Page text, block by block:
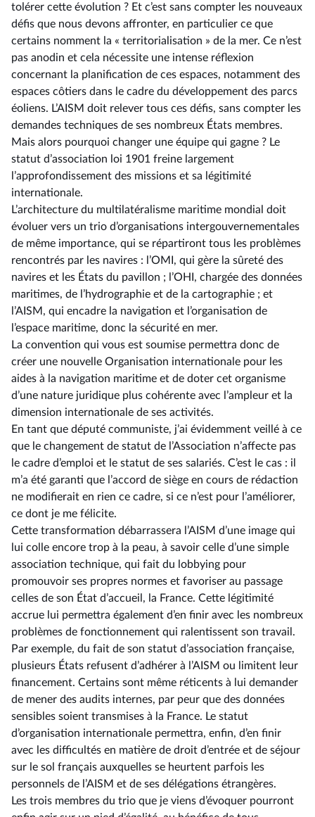
tolérer cette évolution ? Et c’est sans compter les nouveaux
défis que nous devons affronter, en particulier ce que
certains nomment la « territorialisation » de la mer. Ce n’est
pas anodin et cela nécessite une intense réflexion
concernant la planification de ces espaces, notamment des
espaces côtiers dans le cadre du développement des parcs
éoliens. L’AISM doit relever tous ces défis, sans compter les
demandes techniques de ses nombreux États membres.
Mais alors pourquoi changer une équipe qui gagne ? Le
statut d’association loi 1901 freine largement
l’approfondissement des missions et sa légitimité
internationale.
L’architecture du multilatéralisme maritime mondial doit
évoluer vers un trio d’organisations intergouvernementales
de même importance, qui se répartiront tous les problèmes
rencontrés par les navires : l’OMI, qui gère la sûreté des
navires et les États du pavillon ; l’OHI, chargée des données
maritimes, de l’hydrographie et de la cartographie ; et
l’AISM, qui encadre la navigation et l’organisation de
l’espace maritime, donc la sécurité en mer.
La convention qui vous est soumise permettra donc de
créer une nouvelle Organisation internationale pour les
aides à la navigation maritime et de doter cet organisme
d’une nature juridique plus cohérente avec l’ampleur et la
dimension internationale de ses activités.
En tant que député communiste, j’ai évidemment veillé à ce
que le changement de statut de l’Association n’affecte pas
le cadre d’emploi et le statut de ses salariés. C’est le cas : il
m’a été garanti que l’accord de siège en cours de rédaction
ne modifierait en rien ce cadre, si ce n’est pour l’améliorer,
ce dont je me félicite.
Cette transformation débarrassera l’AISM d’une image qui
lui colle encore trop à la peau, à savoir celle d’une simple
association technique, qui fait du lobbying pour
promouvoir ses propres normes et favoriser au passage
celles de son État d’accueil, la France. Cette légitimité
accrue lui permettra également d’en finir avec les nombreux
problèmes de fonctionnement qui ralentissent son travail.
Par exemple, du fait de son statut d’association française,
plusieurs États refusent d’adhérer à l’AISM ou limitent leur
financement. Certains sont même réticents à lui demander
de mener des audits internes, par peur que des données
sensibles soient transmises à la France. Le statut
d’organisation internationale permettra, enfin, d’en finir
avec les difficultés en matière de droit d’entrée et de séjour
sur le sol français auxquelles se heurtent parfois les
personnels de l’AISM et de ses délégations étrangères.
Les trois membres du trio que je viens d’évoquer pourront